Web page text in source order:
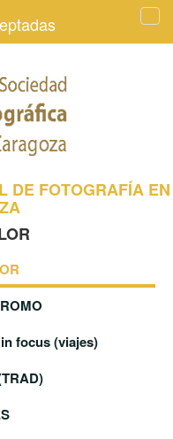
DE FOTOGRAFÍA EN
focus (viajes)